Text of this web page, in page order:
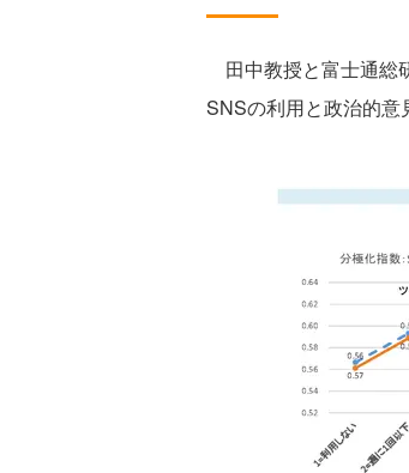
田中教授と富士通総
SNSの利用と政治的意